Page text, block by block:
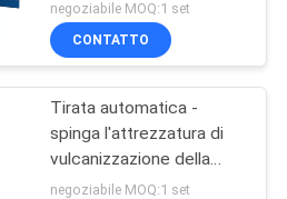
pavimento
negoziabile MOQ:1 set
CONTATTO
Tirata automatica -
spinga l'attrezzatura di
vulcanizzazione della
gomma
negoziabile MOQ:1 set